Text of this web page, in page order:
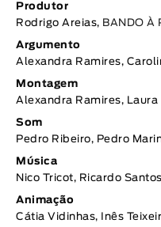
Produtor
Rodrigo Areias, BANDO À
Argumento
Alexandra Ramires,
Montagem
Alexandra Ramires, Laura
Som
Pedro Ribeiro, Pedro
Música
Nico Tricot, Ricardo
Animação
Cátia Vidinhas, Inês